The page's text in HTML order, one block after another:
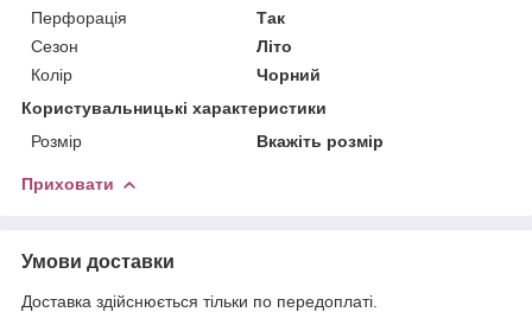
Перфорація
Так
Сезон
Літо
Колір
Чорний
Користувальницькі характеристики
Розмір
Вкажіть розмір
Приховати
Умови доставки
Доставка здійснюється тільки по передоплаті.